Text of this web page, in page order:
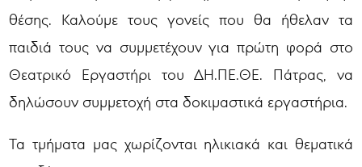
θέσης. Καλούμε τους γονείς που θα ήθελαν τα
παιδιά τους να συμμετέχουν για πρώτη φορά στο
Θεατρικό Εργαστήρι του ΔΗ.ΠΕ.ΘΕ. Πάτρας, να
δηλώσουν συμμετοχή στα δοκιμαστικά εργαστήρια.
Τα τμήματα μας χωρίζονται ηλικιακά και θεματικά